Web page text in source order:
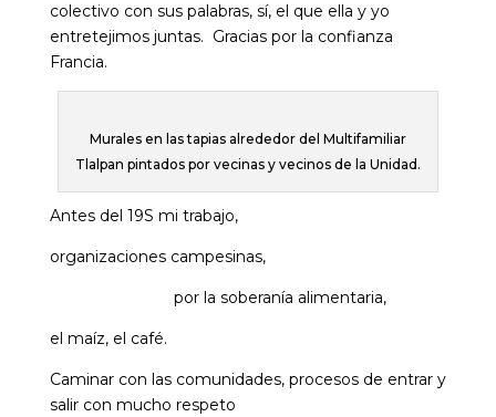
colectivo con sus palabras, sí, el que ella y yo
entretejimos juntas. Gracias por la confianza
Francia.
Murales en las tapias alrededor del Multifamiliar
Tlalpan pintados por vecinas y vecinos de la Unidad.
Antes del 19S mi trabajo,
organizaciones campesinas,
por la soberanía alimentaria,
el maíz, el café.
Caminar con las comunidades, procesos de entrar y
salir con mucho respeto